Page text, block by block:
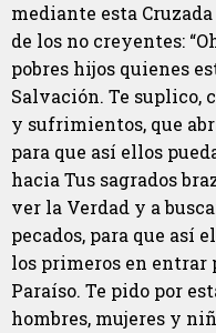
mediante esta
de los no creyentes:
pobres hijos quienes
Salvación. Te suplico,
y sufrimientos, que
para que así ellos
hacia Tus sagrados
ver la Verdad y a
pecados, para que así
los primeros en entrar
Paraíso. Te pido por
hombres, mujeres y